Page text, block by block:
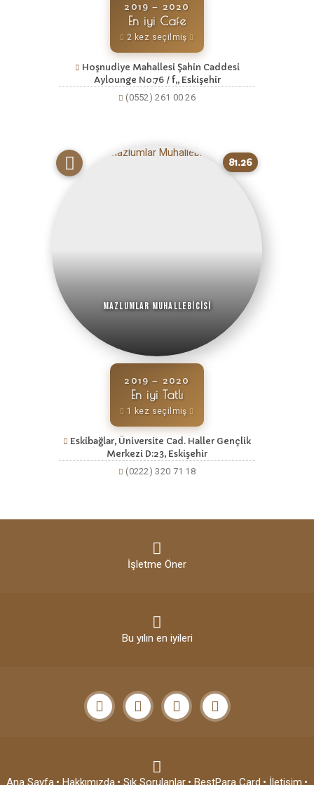
2019 – 2020
En iyi Cafe
2 kez seçilmiş
Hoşnudiye Mahallesi Şahin Caddesi
Aylounge No:76 / f,, Eskişehir
(0552) 261 00 26
81.26
Mazlumlar Muhallebicisi
2019 – 2020
En iyi Tatlı
1 kez seçilmiş
Eskibağlar, Üniversite Cad. Haller Gençlik
Merkezi D:23, Eskişehir
(0222) 320 71 18
İşletme Öner
Bu yılın en iyileri
Ana Sayfa • Hakkımızda • Sık Sorulanlar • BestPara Card • İletişim •